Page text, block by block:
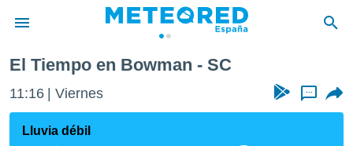
de
por
El Tiempo en Bowman - SC
11:16 Viernes ...
Lluvia débil